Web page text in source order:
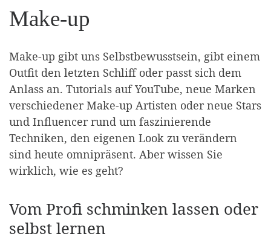
Make-up
Make-up gibt uns Selbstbewusstsein, gibt einem
Outfit den letzten Schliff oder passt sich dem
Anlass an. Tutorials auf YouTube, neue Marken
verschiedener Make-up Artisten oder neue Stars
und Influencer rund um faszinierende
Techniken, den eigenen Look zu verändern
sind heute omnipräsent. Aber wissen Sie
wirklich, wie es geht?
Vom Profi schminken lassen oder
selbst lernen